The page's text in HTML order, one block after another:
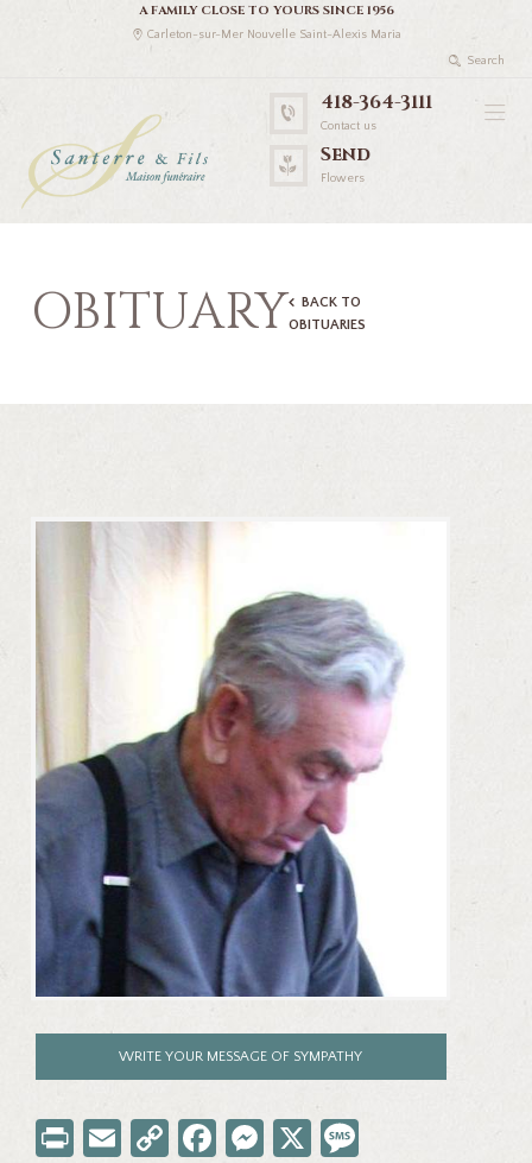
A FAMILY CLOSE TO YOURS SINCE 1956
Carleton-sur-Mer Nouvelle Saint-Alexis Maria
418-364-3111
Contact us
Send
Flowers
OBITUARY
BACK TO
OBITUARIES
WRITE YOUR MESSAGE OF SYMPATHY
Pr E
C
Fa M X